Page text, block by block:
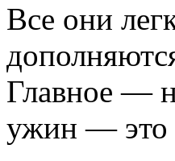
Все они
Главное —
ужин — это